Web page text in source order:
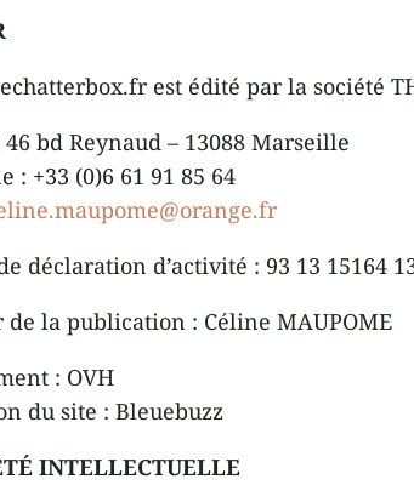
est édité par la société
46 bd Reynaud – 13088 Marseille
: +33 (0)6 61 91 85 64
déclaration d’activité : 93 13 15164
de la publication : Céline MAUPOME
: OVH
du site : Bleuebuzz
INTELLECTUELLE